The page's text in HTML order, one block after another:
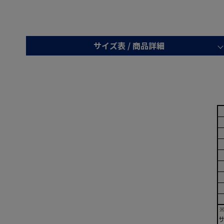
サイズ表 / 商品詳細